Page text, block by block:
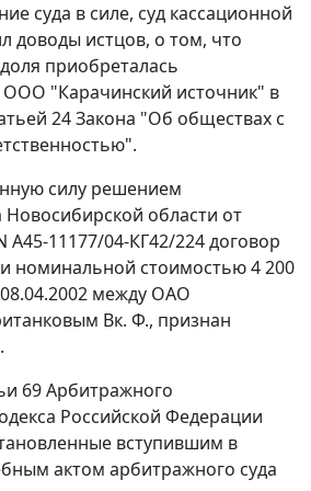
суда в силе, суд кассационной
доводы истцов, о том, что
приобреталась
ООО "Карачинский источник" в
24Закона "Об обществах с
силу решением
области от
А45-11177/04-КГ42/224 договор
номинальной стоимостью 4 200
между ОАО
Вк. Ф., признан
69Арбитражного
Российской Федерации
вступившим в
актом арбитражного суда